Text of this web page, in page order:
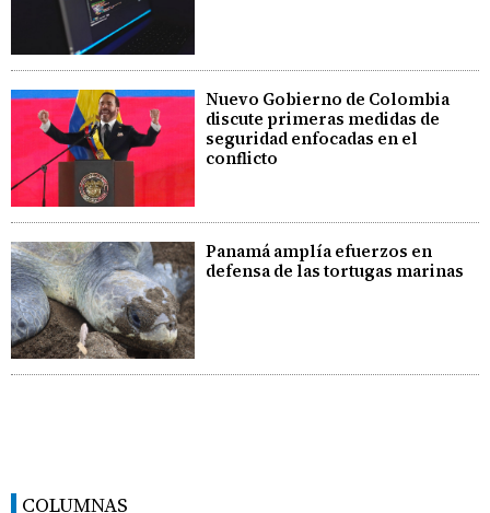
Nuevo Gobierno de Colombia
discute primeras medidas de
seguridad enfocadas en el
conflicto
Panamá amplía efuerzos en
defensa de las tortugas marinas
COLUMNAS